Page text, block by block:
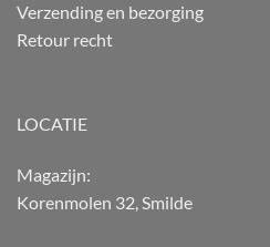
Verzending en bezorging
Retour recht
LOCATIE
Magazijn:
Korenmolen 32, Smilde